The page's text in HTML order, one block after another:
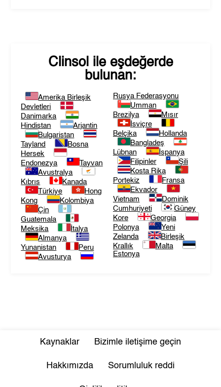
Clinsol ile eşdeğerde
bulunan:
Amerika Birleşik
Devletleri
Danimarka
Hindistan
Arjantin
Bulgaristan
Tayland
Bosna
Hersek
Endonezya
Tayvan
Avustralya
Kıbrıs
Kanada
Türkiye
Hong
Kong
Kolombiya
Çin
Guatemala
Meksika
İtalya
Almanya
Yunanistan
Peru
Avusturya
Rusya Federasyonu
Umman
Brezilya
Mısır
İsviçre
Belçika
Hollanda
Bangladeş
Lübnan
İspanya
Filipinler
Şili
Kosta Rika
Portekiz
Fransa
Ekvador
Vietnam
Dominik
Cumhuriyeti
Güney
Kore
Georgia
Polonya
Yeni
Zelanda
Birleşik
Krallık
Malta
Estonya
Kaynaklar Bizimle iletişime geçin
Hakkımızda Sorumluluk reddi